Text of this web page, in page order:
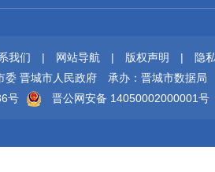
我们 | 网站导航 | 版权声明 |
隐
委 晋城市人民政府
承办：晋城市数据局
号
晋公网安备 14050002000001号